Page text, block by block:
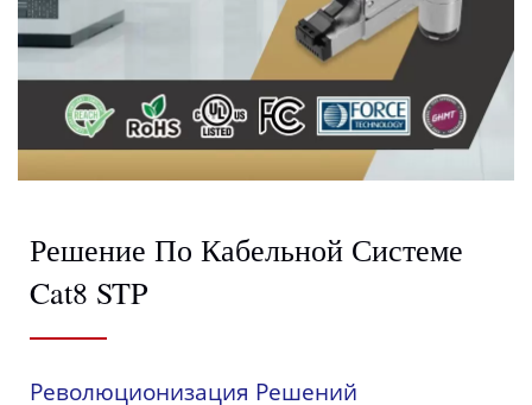
Решение По Кабельной Системе
Cat8 STP
Революционизация Решений